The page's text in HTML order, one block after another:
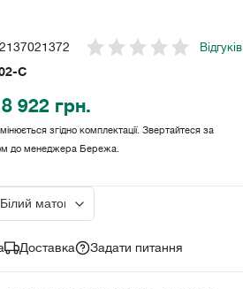
Відгуків
С
922 грн.
згідно комплектації. Звертайтеся за
до менеджера Бережа.
Доставка Задати питання